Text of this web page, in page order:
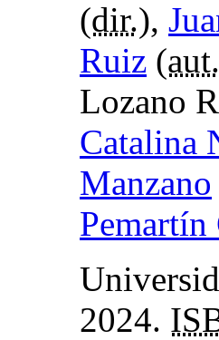
(dir.),
Ruiz (aut.
Lozano
Catalina
Manzano
2024.